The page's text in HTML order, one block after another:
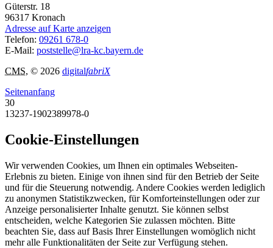
Güterstr. 18
96317 Kronach
Adresse auf Karte anzeigen
Telefon: 09261 678-0
E-Mail: poststelle@lra-kc.bayern.de
CMS, © 2026 digitalfabriX
Seitenanfang
30
13237-1902389978-0
Cookie-Einstellungen
Wir verwenden Cookies, um Ihnen ein optimales Webseiten-
Erlebnis zu bieten. Einige von ihnen sind für den Betrieb der Seite
und für die Steuerung notwendig. Andere Cookies werden lediglich
zu anonymen Statistikzwecken, für Komforteinstellungen oder zur
Anzeige personalisierter Inhalte genutzt. Sie können selbst
entscheiden, welche Kategorien Sie zulassen möchten. Bitte
beachten Sie, dass auf Basis Ihrer Einstellungen womöglich nicht
mehr alle Funktionalitäten der Seite zur Verfügung stehen.